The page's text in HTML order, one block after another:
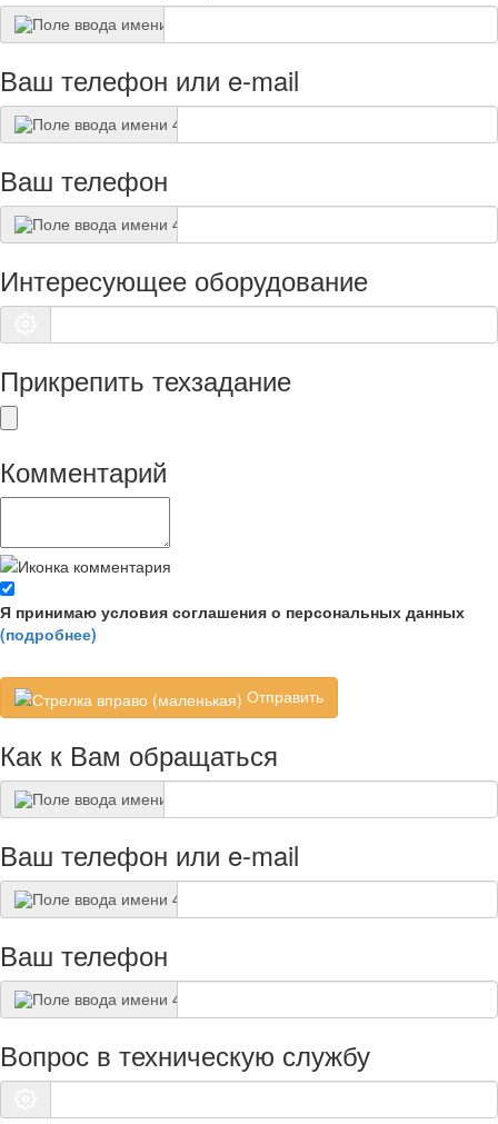
Ваш телефон или e-mail
Ваш телефон
Интересующее оборудование
Прикрепить техзадание
Комментарий
Я принимаю условия соглашения о персональных данных
(подробнее)
Отправить
Как к Вам обращаться
Ваш телефон или e-mail
Ваш телефон
Вопрос в техническую службу